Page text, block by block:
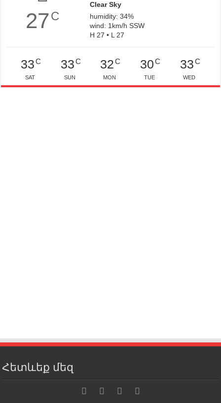
27C
Clear Sky
humidity: 34%
wind: 1km/h SSW
H 27 • L 27
33C
SAT
33C
SUN
32 C
MON
30C
TUE
33C
WED
Հետևեք մեզ